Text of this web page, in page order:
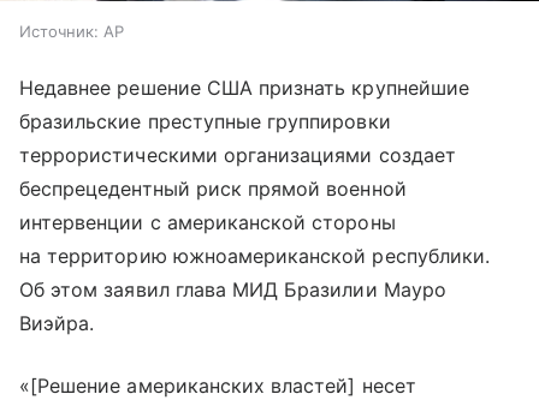
Источник: AP
Недавнее решение США признать крупнейшие
бразильские преступные группировки
террористическими организациями создает
беспрецедентный риск прямой военной
интервенции с американской стороны
на территорию южноамериканской республики.
Об этом заявил глава МИД Бразилии Мауро
Виэйра.
«[Решение американских властей] несет